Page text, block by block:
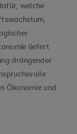
welche
liefert
drängender
Ökonomie und